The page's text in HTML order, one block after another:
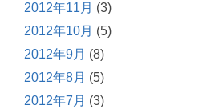
2012年11月 (3)
2012年10月 (5)
2012年9月 (8)
2012年8月 (5)
2012年7月 (3)